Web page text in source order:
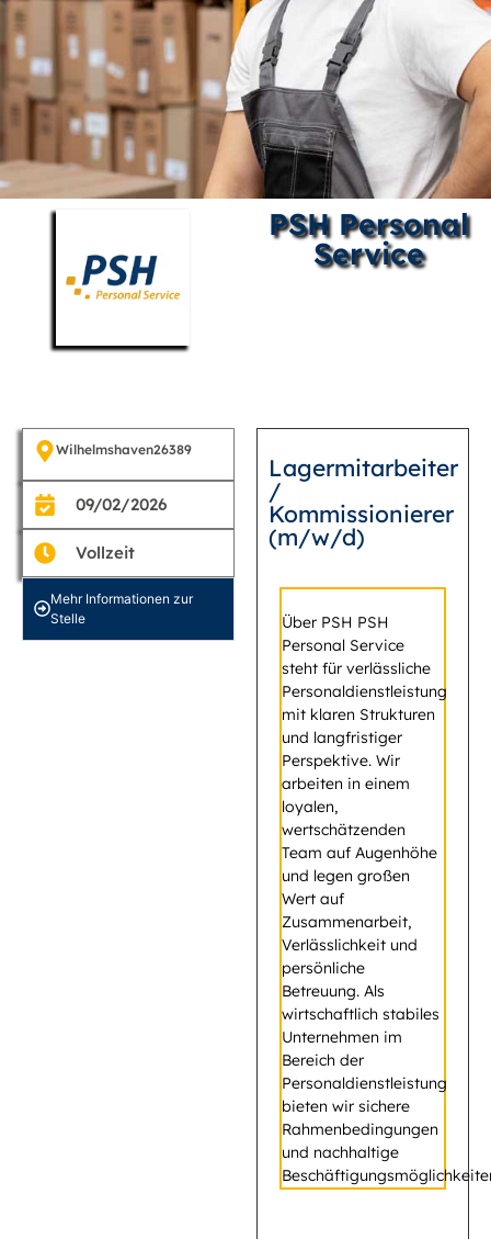
PSH Personal
Service
Wilhelmshaven26389
09/02/2026
Vollzeit
Mehr Informationen zur
Stelle
Lagermitarbeiter
/
Kommissionierer
(m/w/d)
Über PSH PSH
Personal Service
steht für verlässliche
Personaldienstleistung
mit klaren Strukturen
und langfristiger
Perspektive. Wir
arbeiten in einem
loyalen,
wertschätzenden
Team auf Augenhöhe
und legen großen
Wert auf
Zusammenarbeit,
Verlässlichkeit und
persönliche
Betreuung. Als
wirtschaftlich stabiles
Unternehmen im
Bereich der
Personaldienstleistung
bieten wir sichere
Rahmenbedingungen
und nachhaltige